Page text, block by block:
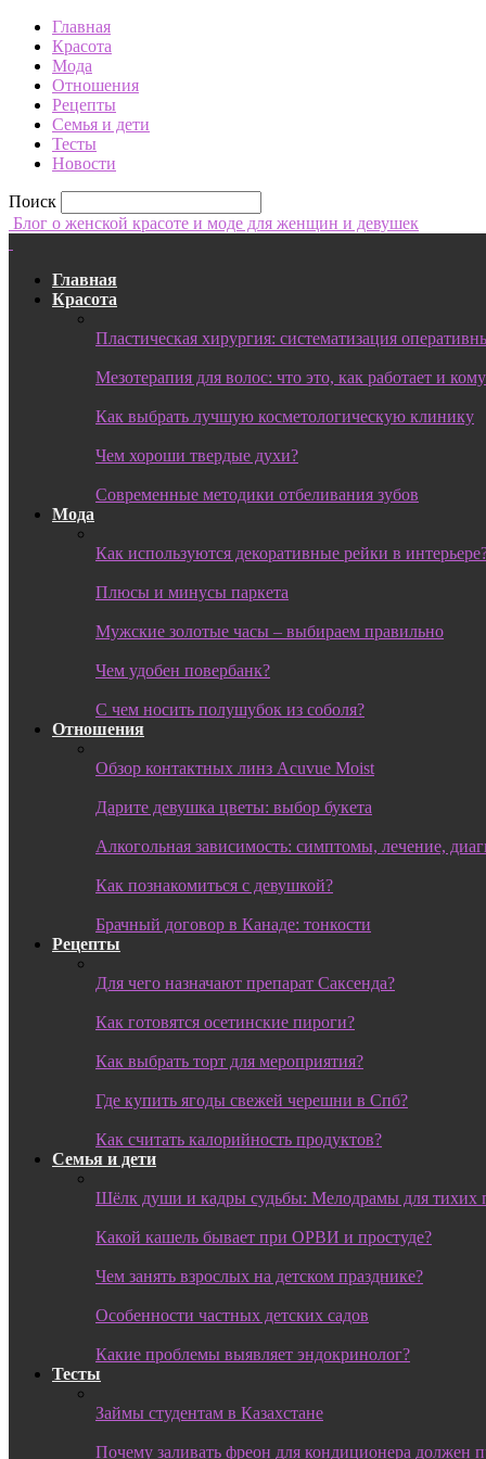
Главная
Красота
Мода
Отношения
Рецепты
Семья и дети
Тесты
Новости
Поиск
Блог о женской красоте и моде для женщин и девушек
Главная
Красота
Пластическая хирургия: систематизация
Мезотерапия для волос: что это, как работает и
Как выбрать лучшую косметологическую клинику
Чем хороши твердые духи?
Современные методики отбеливания зубов
Мода
Как используются декоративные рейки в
Плюсы и минусы паркета
Мужские золотые часы – выбираем правильно
Чем удобен повербанк?
С чем носить полушубок из соболя?
Отношения
Обзор контактных линз Acuvue Moist
Дарите девушка цветы: выбор букета
Алкогольная зависимость: симптомы, лечение,
Как познакомиться с девушкой?
Брачный договор в Канаде: тонкости
Рецепты
Для чего назначают препарат Саксенда?
Как готовятся осетинские пироги?
Как выбрать торт для мероприятия?
Где купить ягоды свежей черешни в Спб?
Как считать калорийность продуктов?
Семья и дети
Шёлк души и кадры судьбы: Мелодрамы для тихих
Какой кашель бывает при ОРВИ и простуде?
Чем занять взрослых на детском празднике?
Особенности частных детских садов
Какие проблемы выявляет эндокринолог?
Тесты
Займы студентам в Казахстане
Почему заливать фреон для кондиционера должен